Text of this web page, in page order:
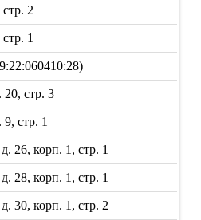
2
1
стр. 3
стр. 1
26, корп. 1, стр. 1
28, корп. 1, стр. 1
30, корп. 1, стр. 2